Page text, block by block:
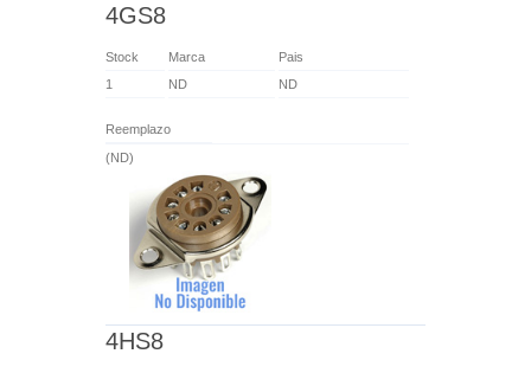
4GS8
Stock Marca
Pais
1
ND ND
Reemplazo
(ND)
4HS8